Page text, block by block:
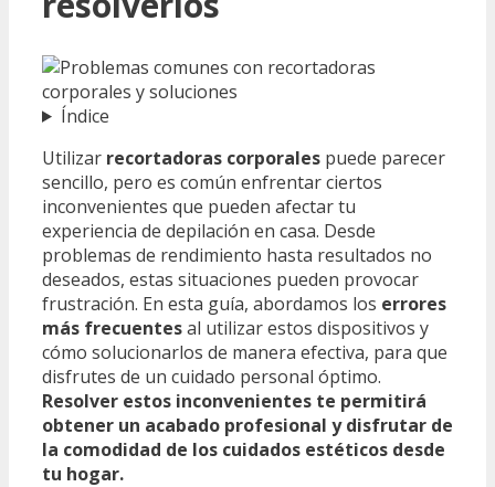
Índice
Utilizar recortadoras corporales puede parecer
sencillo, pero es común enfrentar ciertos
inconvenientes que pueden afectar tu
experiencia de depilación en casa. Desde
problemas de rendimiento hasta resultados no
deseados, estas situaciones pueden provocar
frustración. En esta guía, abordamos los errores
más frecuentesal utilizar estos dispositivos y
cómo solucionarlos de manera efectiva, para que
disfrutes de un cuidado personal óptimo.
Resolver estos inconvenientes te permitirá
obtener un acabado profesional y disfrutar de
la comodidad de los cuidados estéticos desde
tu hogar.